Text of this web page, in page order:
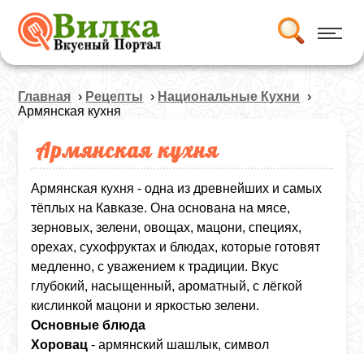
Главная › Рецепты › Национальные Кухни ›
Армянская кухня
Армянская кухня
Армянская кухня - одна из древнейших и самых
тёплых на Кавказе. Она основана на мясе,
зерновых, зелени, овощах, мацони, специях,
орехах, сухофруктах и блюдах, которые готовят
медленно, с уважением к традиции. Вкус
глубокий, насыщенный, ароматный, с лёгкой
кислинкой мацони и яркостью зелени.
Основные блюда
Хоровац - армянский шашлык, символ